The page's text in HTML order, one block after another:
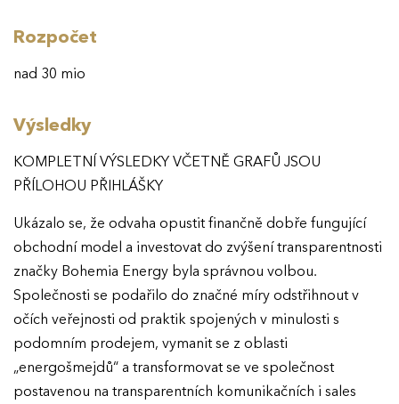
Rozpočet
nad 30 mio
Výsledky
KOMPLETNÍ VÝSLEDKY VČETNĚ GRAFŮ JSOU
PŘÍLOHOU PŘIHLÁŠKY
Ukázalo se, že odvaha opustit finančně dobře fungující
obchodní model a investovat do zvýšení transparentnosti
značky Bohemia Energy byla správnou volbou.
Společnosti se podařilo do značné míry odstřihnout v
očích veřejnosti od praktik spojených v minulosti s
podomním prodejem, vymanit se z oblasti
„energošmejdů“ a transformovat se ve společnost
postavenou na transparentních komunikačních i sales